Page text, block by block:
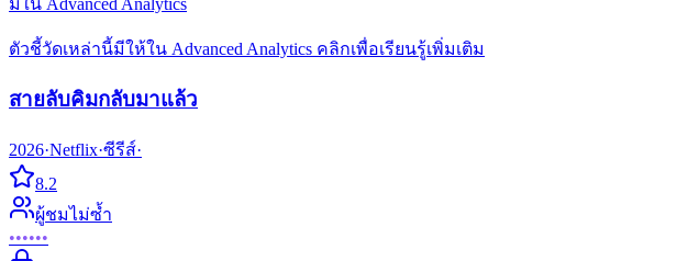
มีใน Advanced Analytics
ตัวชี้วัดเหล่านี้มีให้ใน Advanced Analytics คลิกเพื่อเรียนรู้เพิ่มเติม
สายลับคิมกลับมาแล้ว
2026·Netflix·ซีรีส์·
8.2
ผู้ชมไม่ซ้ำ
••••••